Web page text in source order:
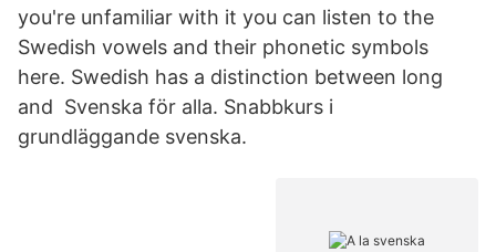
you're unfamiliar with it you can listen to the
Swedish vowels and their phonetic symbols
here. Swedish has a distinction between long
and Svenska för alla. Snabbkurs i
grundläggande svenska.